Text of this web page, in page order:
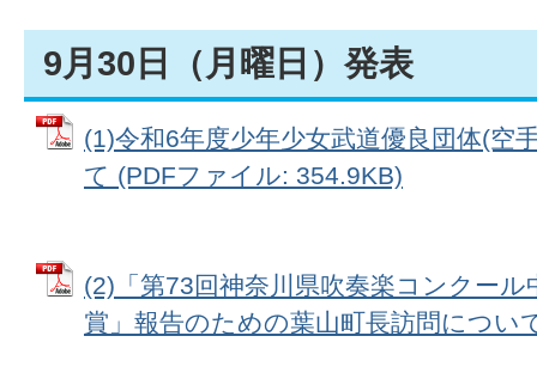
9月30日（月曜日）発表
(1)令和6年度少年少女武道優良団体(空
て (PDFファイル: 354.9KB)
(2)「第73回神奈川県吹奏楽コンクール
賞」報告のための葉山町長訪問につい